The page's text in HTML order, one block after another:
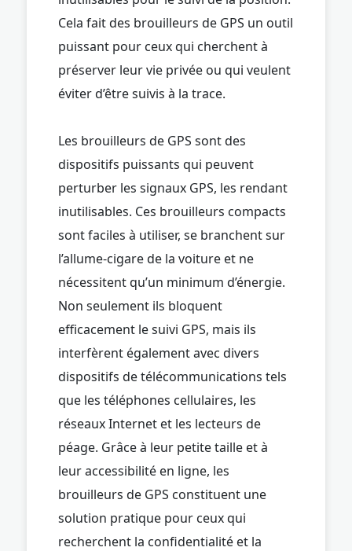
Cela fait des brouilleurs de GPS un outil
puissant pour ceux qui cherchent à
préserver leur vie privée ou qui veulent
éviter d’être suivis à la trace.
Les brouilleurs de GPS sont des
dispositifs puissants qui peuvent
perturber les signaux GPS, les rendant
inutilisables. Ces brouilleurs compacts
sont faciles à utiliser, se branchent sur
l’allume-cigare de la voiture et ne
nécessitent qu’un minimum d’énergie.
Non seulement ils bloquent
efficacement le suivi GPS, mais ils
interfèrent également avec divers
dispositifs de télécommunications tels
que les téléphones cellulaires, les
réseaux Internet et les lecteurs de
péage. Grâce à leur petite taille et à
leur accessibilité en ligne, les
brouilleurs de GPS constituent une
solution pratique pour ceux qui
recherchent la confidentialité et la